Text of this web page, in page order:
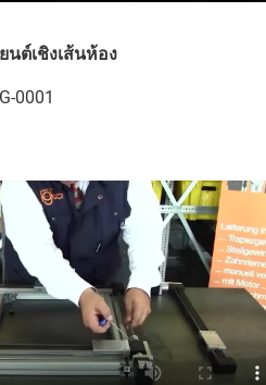
ต์เชิงเส้นห้อง
0001